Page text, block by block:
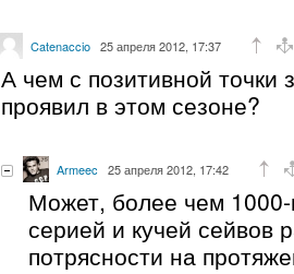
Catenaccio 25 апреля 2012, 17:37
А чем с позитивной точки
проявил в этом сезоне?
Armeec 25 апреля 2012, 17:42
Может, более чем
серией и кучей сейвов
потрясности на